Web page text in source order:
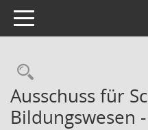
Toggle navigation
Ausschuss für
Bildungswesen